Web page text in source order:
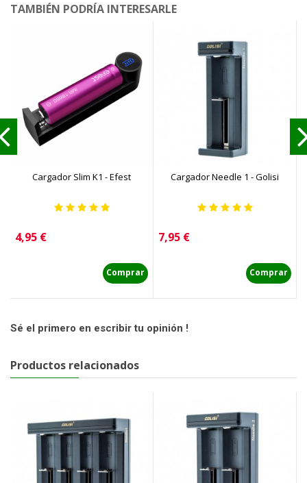
TAMBIÉN PODRÍA INTERESARLE
Cargador Slim K1 - Efest
Precio
4,95 €
Comprar
Cargador Needle 1 - Golisi
Precio
7,95 €
Comprar
Sé el primero en escribir tu opinión !
Productos relacionados